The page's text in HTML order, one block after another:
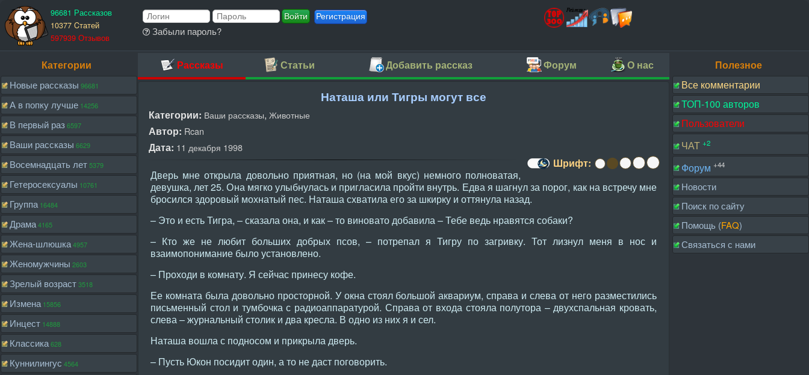
96681 Рассказов
10377 Cтатей
597939 Отзывов
Регистрация
Забыли пароль?
Категории
Новые рассказы 96681
А в попку лучше 14256
В первый раз6597
Ваши рассказы 6629
Восемнадцать лет5379
Гетеросексуалы 10761
Группа 16484
Драма4165
Жена-шлюшка4957
Женомужчины 2603
Зрелый возраст3518
Измена 15856
Инцест 14888
Классика628
Куннилингус 4564
Рассказы Статьи Добавить рассказ Форум О нас
Наташа или Тигры могут все
Категории: Ваши рассказы, Животные
Автор: Rcan
Дата: 11 декабря 1998
Шрифт:
Дверь мне открыла довольно приятная, но (на мой вкус) немного полноватая,
девушка, лет 25. Она мягко улыбнулась и пригласила пройти внутрь. Едва я шагнул за порог, как на встречу мне
бросился здоровый мохнатый пес. Наташа схватила его за шкирку и оттянула назад.
– Это и есть Тигра, – сказала она, и как – то виновато добавила – Тебе ведь нравятся собаки?
– Кто же не любит больших добрых псов, – потрепал я Тигру по загривку. Тот лизнул меня в нос и
взаимопонимание было установлено.
– Проходи в комнату. Я сейчас принесу кофе.
Ее комната была довольно просторной. У окна стоял большой аквариум, справа и слева от него разместились
письменный стол и тумбочка с радиоаппаратурой. Справа от входа стояла полутора – двухспальная кровать,
слева – журнальный столик и два кресла. В одно из них я и сел.
Наташа вошла с подносом и прикрыла дверь.
– Пусть Юкон посидит один, а то не даст поговорить.
Полезное
Все комментарии
ТОП-100 авторов
Пользователи
ЧАТ +2
Форум +44
Новости
Поиск по сайту
Помощь (FAQ)
Связаться с нами